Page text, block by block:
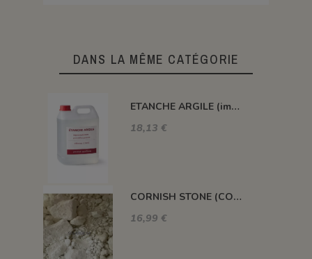
DANS LA MÊME CATÉGORIE
ETANCHE ARGILE (impermeabilisant pour pièce poreuse)
18,13 €
CORNISH STONE (CORNWALL STONE)
16,99 €